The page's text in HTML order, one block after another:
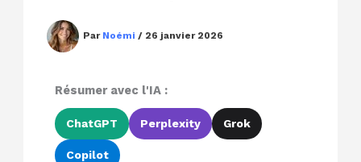
Par Noémi / 26 janvier 2026
Résumer avec l'IA :
ChatGPT Perplexity Grok
Copilot